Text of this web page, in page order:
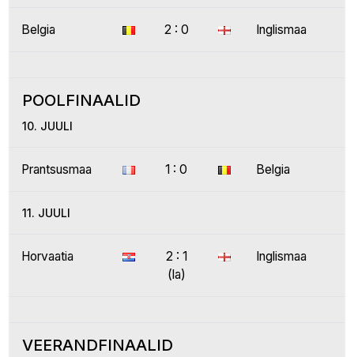
Belgia 2 : 0 Inglismaa
POOLFINAALID
10. JUULI
Prantsusmaa 1 : 0 Belgia
11. JUULI
Horvaatia
2 : 1
(la)
Inglismaa
VEERANDFINAALID